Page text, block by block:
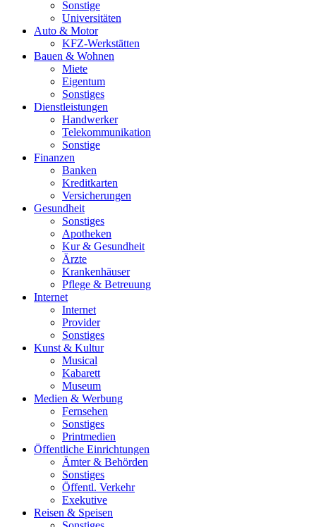
Sonstige
Universitäten
Auto & Motor
KFZ-Werkstätten
Bauen & Wohnen
Miete
Eigentum
Sonstiges
Dienstleistungen
Handwerker
Telekommunikation
Sonstige
Finanzen
Banken
Kreditkarten
Versicherungen
Gesundheit
Sonstiges
Apotheken
Kur & Gesundheit
Ärzte
Krankenhäuser
Pflege & Betreuung
Internet
Internet
Provider
Sonstiges
Kunst & Kultur
Musical
Kabarett
Museum
Medien & Werbung
Fernsehen
Sonstiges
Printmedien
Öffentliche Einrichtungen
Ämter & Behörden
Sonstiges
Öffentl. Verkehr
Exekutive
Reisen & Speisen